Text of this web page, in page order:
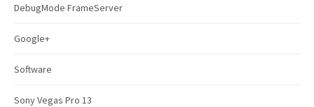
DebugMode FrameServer
Google+
Software
Sony Vegas Pro 13